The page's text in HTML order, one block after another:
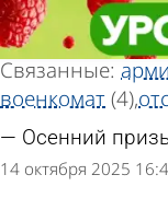
Тег статей
Всего найдено
Связанные:
военкомат(4)
Осенний
14 октября 2025
Тег статей